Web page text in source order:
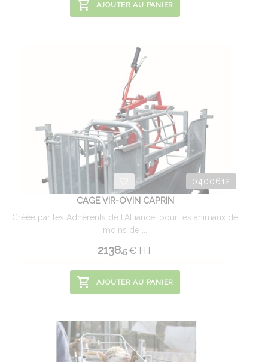
AJOUTER AU PANIER
0400612
CAGE VIR-OVIN CAPRIN
Créée par les Adhérents de l'Alliance, pour les animaux de
moins de ...
2138.5 € HT
AJOUTER AU PANIER